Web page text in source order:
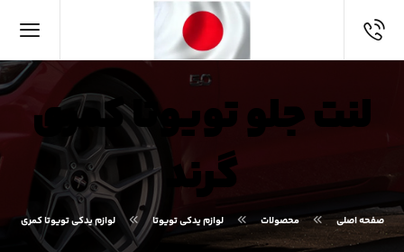
لنت جلو تویوتا کمری
گرند
صفحه اصلی محصولات لوازم یدکی تویوتا لوازم یدکی تویوتا کمری